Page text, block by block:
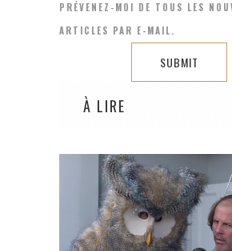
PRÉVENEZ-MOI DE TOUS LES
ARTICLES PAR E-MAIL.
À LIRE